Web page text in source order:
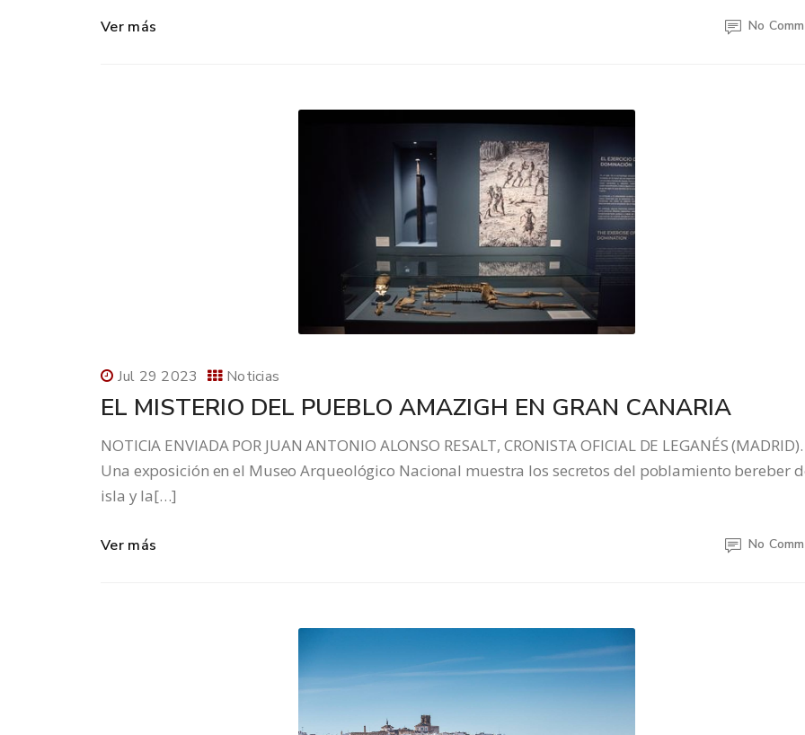
Ver más No
Jul 29 2023 Noticias
EL MISTERIO DEL PUEBLO AMAZIGH EN GRAN CANARIA
NOTICIA ENVIADA POR JUAN ANTONIO ALONSO RESALT, CRONISTA OFICIAL DE LEGANÉS (MADRID).
Una exposición en el Museo Arqueológico Nacional muestra los secretos del poblamiento bereber
isla y la[…]
Ver más No